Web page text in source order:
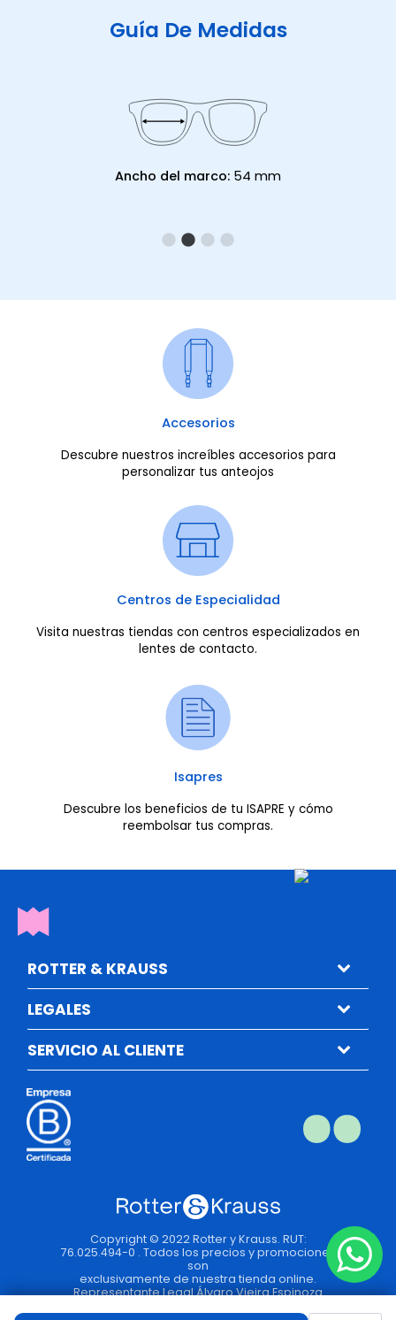
Guía De Medidas
Ancho del marco: 54 mm
Accesorios
Descubre nuestros increíbles accesorios para
personalizar tus anteojos
Centros de Especialidad
Visita nuestras tiendas con centros especializados en
lentes de contacto.
Isapres
Descubre los beneficios de tu ISAPRE y cómo
reembolsar tus compras.
ROTTER & KRAUSS
LEGALES
SERVICIO AL CLIENTE
Copyright © 2022 Rotter y Krauss. RUT:
76.025.494-0 . Todos los precios y promociones
son
exclusivamente de nuestra tienda online.
Representante Legal Álvaro Vieira Espinoza